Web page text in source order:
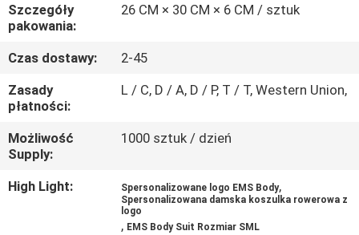
SKONTAKTUJ
SIĘ
Z
NAMI
AKTUALNOŚCI
Szczegóły
pakowania:
26 CM × 30 CM × 6 CM / sztuk
Czas dostawy:
2-45
Zasady
płatności:
L / C, D / A, D / P, T / T, Western Union,
Możliwość
Supply:
1000 sztuk / dzień
High Light: Spersonalizowane logo EMS Body,
Spersonalizowana damska koszulka rowerowa z
logo
, EMS Body Suit Rozmiar SML